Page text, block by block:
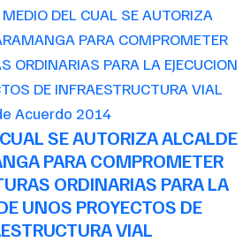
Acuerdo 2014
SE AUTORIZA ALCALDE
PARA COMPROMETER
ORDINARIAS PARA LA
UNOS PROYECTOS DE
VIAL